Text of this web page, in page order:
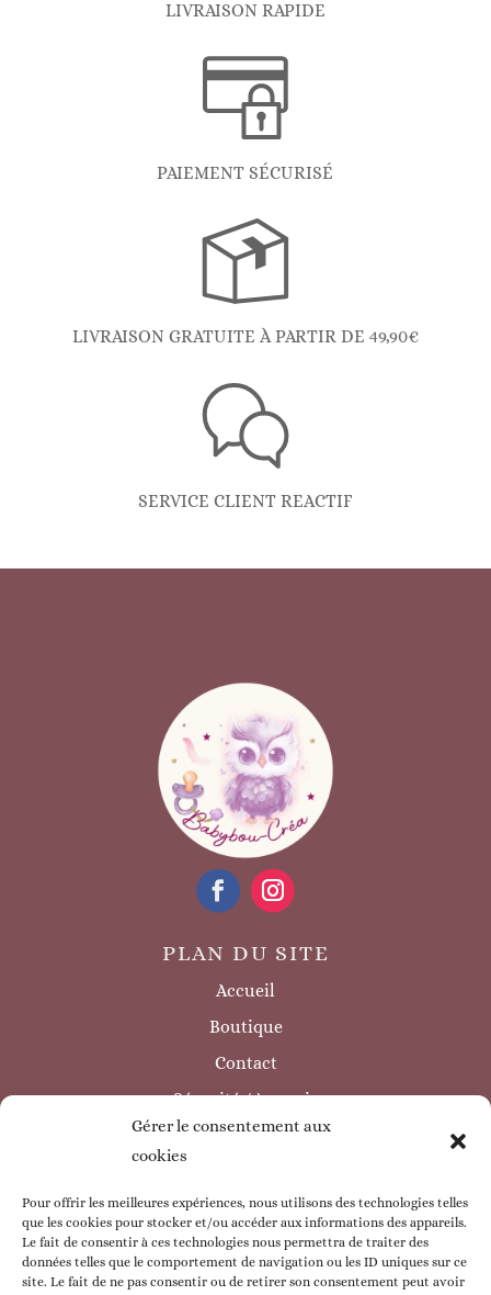
Gérer le consentement aux
cookies
Pour offrir les meilleures expériences, nous utilisons des technologies telles
que les cookies pour stocker et/ou accéder aux informations des appareils.
Le fait de consentir à ces technologies nous permettra de traiter des
données telles que le comportement de navigation ou les ID uniques sur ce
site. Le fait de ne pas consentir ou de retirer son consentement peut avoir
LIVRAISON RAPIDE
PAIEMENT SÉCURISÉ
LIVRAISON GRATUITE À PARTIR DE 49,90€
SERVICE CLIENT REACTIF
PLAN DU SITE
Accueil
Boutique
Contact
Sécurité / à savoir
INFORMATIONS LÉGALES
Mentions légales
Politique de confidentialité
Politique de cookie
CGV